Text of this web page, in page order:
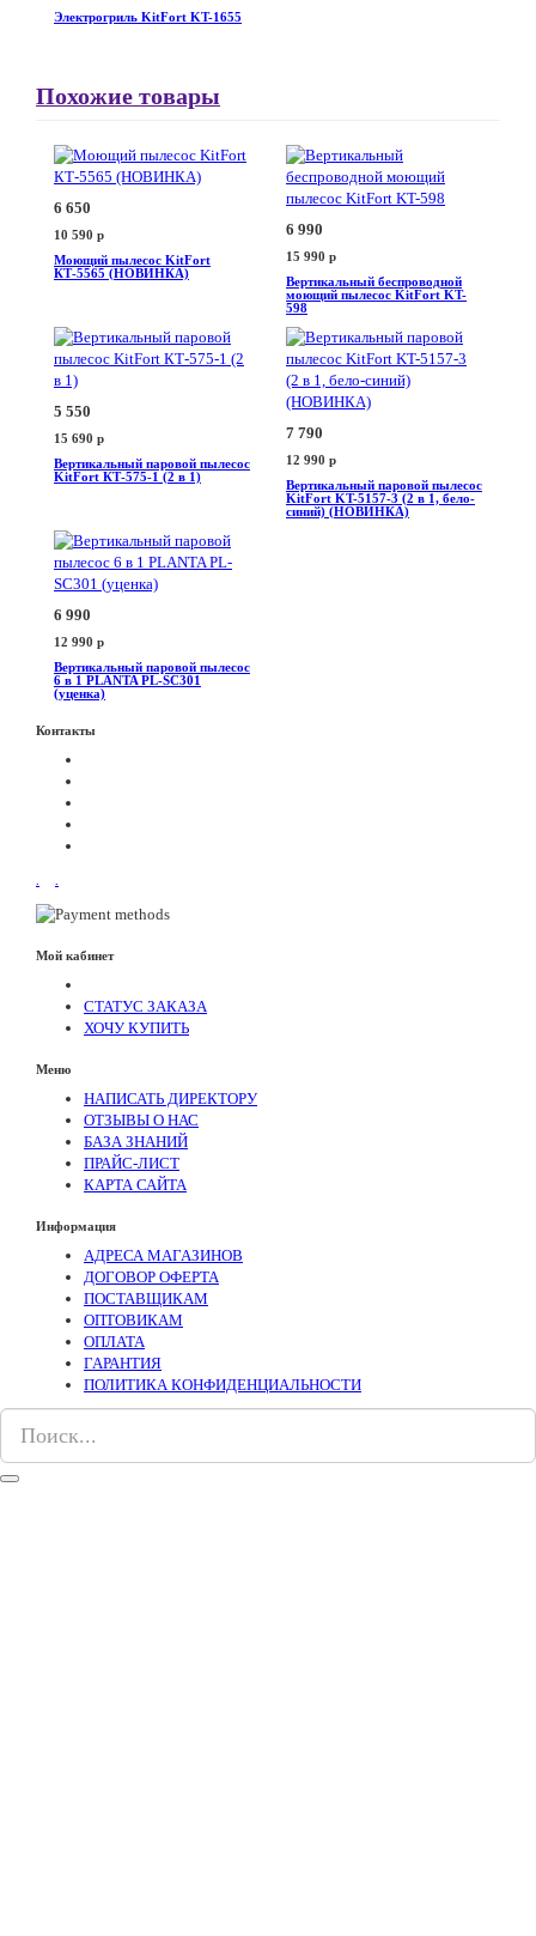
Электрогриль KitFort KT-1655
Похожие товары
6 650
10 590 p
Моющий пылесос KitFort
КТ-5565 (НОВИНКА)
6 990
15 990 p
Вертикальный беспроводной
моющий пылесос KitFort KT-
598
5 550
15 690 p
Вертикальный паровой пылесос
KitFort КТ-575-1 (2 в 1)
7 790
12 990 p
Вертикальный паровой пылесос
KitFort KT-5157-3 (2 в 1, бело-
синий) (НОВИНКА)
6 990
12 990 p
Вертикальный паровой пылесос
6 в 1 PLANTA PL-SC301
(уценка)
Контакты
. .
Мой кабинет
СТАТУС ЗАКАЗА
ХОЧУ КУПИТЬ
Меню
НАПИСАТЬ ДИРЕКТОРУ
ОТЗЫВЫ О НАС
БАЗА ЗНАНИЙ
ПРАЙС-ЛИСТ
КАРТА САЙТА
Информация
АДРЕСА МАГАЗИНОВ
ДОГОВОР ОФЕРТА
ПОСТАВЩИКАМ
ОПТОВИКАМ
ОПЛАТА
ГАРАНТИЯ
ПОЛИТИКА КОНФИДЕНЦИАЛЬНОСТИ